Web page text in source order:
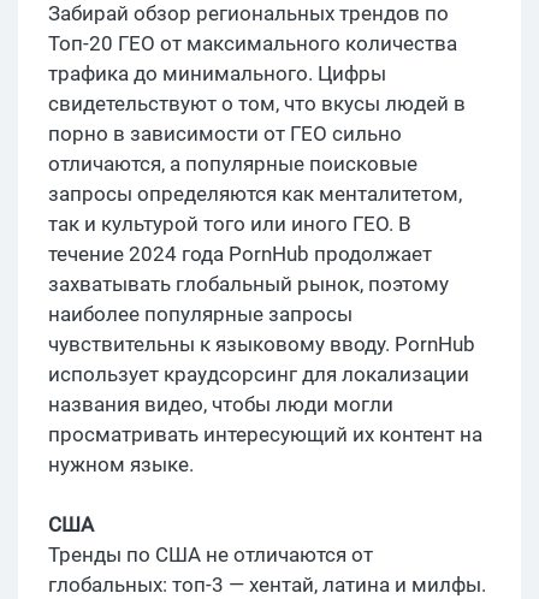
Забирай обзор региональных трендов по
Топ-20 ГЕО от максимального количества
трафика до минимального. Цифры
свидетельствуют о том, что вкусы людей в
порно в зависимости от ГЕО сильно
отличаются, а популярные поисковые
запросы определяются как менталитетом,
так и культурой того или иного ГЕО. В
течение 2024 года PornHub продолжает
захватывать глобальный рынок, поэтому
наиболее популярные запросы
чувствительны к языковому вводу. PornHub
использует краудсорсинг для локализации
названия видео, чтобы люди могли
просматривать интересующий их контент на
нужном языке.
США
Тренды по США не отличаются от
глобальных: топ-3 — хентай, латина и милфы.